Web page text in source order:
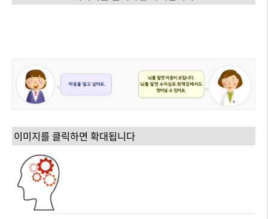
이미지를 클릭하면 확대됩니다